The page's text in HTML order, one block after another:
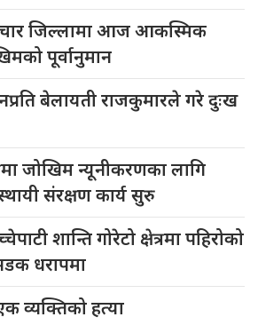
जिल्लामा आज आकस्मिक
पूर्वानुमान
बेलायती राजकुमारले गरे दुःख
जोखिम न्यूनीकरणका लागि
संरक्षण कार्य सुरु
शान्ति गोरेटो क्षेत्रमा पहिरोको
धरापमा
व्यक्तिको हत्या